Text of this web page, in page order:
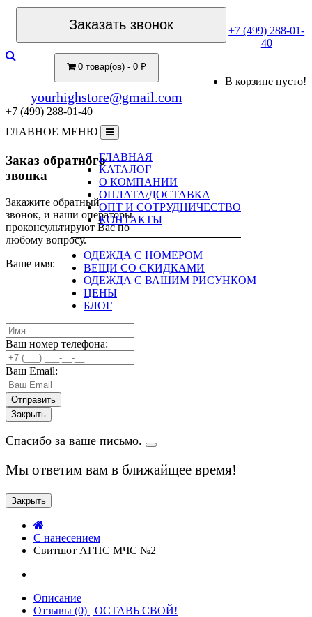
Заказать звонок
+7 (499) 288-01-
40
0 товар(ов) - 0 ₽
В корзине пусто!
yourhighstore@gmail.com
+7 (499) 288-01-40
ГЛАВНОЕ МЕНЮ
ГЛАВНАЯ
КАТАЛОГ
О КОМПАНИИ
ОПЛАТА/ДОСТАВКА
ОПТ И СОТРУДНИЧЕСТВО
КОНТАКТЫ
ОДЕЖДА С НОМЕРОМ
ВЕЩИ СО СКИДКАМИ
ОДЕЖДА С ВАШИМ РИСУНКОМ
ЦЕНЫ
БЛОГ
Заказ обратного
звонка
Закажите обратный
звонок, и наши операторы
проконсультируют Вас по
любому вопросу.
Ваше имя:
Ваш номер телефона:
Ваш Email:
Закрыть
Спасибо за ваше письмо.
Мы ответим вам в ближайщее время!
Закрыть
C нанесением
Свитшот АГПС МЧС №2
Описание
Отзывы (0) | ОСТАВЬ СВОЙ!